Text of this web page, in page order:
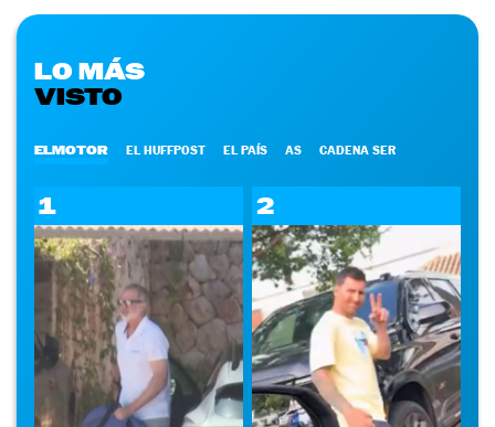
LO MÁS
VISTO
ELMOTOR EL HUFFPOST EL PAÍS AS CADENA SER
1 2